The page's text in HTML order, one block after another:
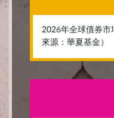
2026年全球債券市
來源：華夏基金）